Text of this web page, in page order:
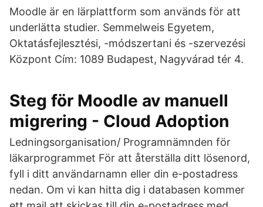
Moodle är en lärplattform som används för att
underlätta studier. Semmelweis Egyetem,
Oktatásfejlesztési, -módszertani és -szervezési
Központ Cím: 1089 Budapest, Nagyvárad tér 4.
Steg för Moodle av manuell
migrering - Cloud Adoption
Ledningsorganisation/ Programnämnden för
läkarprogrammet För att återställa ditt lösenord,
fyll i ditt användarnamn eller din e-postadress
nedan. Om vi kan hitta dig i databasen kommer